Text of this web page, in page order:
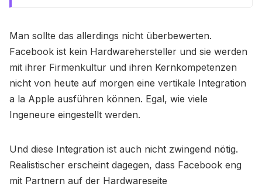
Man sollte das allerdings nicht überbewerten.
Facebook ist kein Hardwarehersteller und sie werden
mit ihrer Firmenkultur und ihren Kernkompetenzen
nicht von heute auf morgen eine vertikale Integration
a la Apple ausführen können. Egal, wie viele
Ingeneure eingestellt werden.
Und diese Integration ist auch nicht zwingend nötig.
Realistischer erscheint dagegen, dass Facebook eng
mit Partnern auf der Hardwareseite